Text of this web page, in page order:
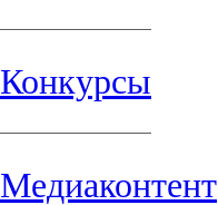
Конкурсы
Медиаконтент